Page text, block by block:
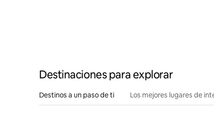
Destinaciones para explorar
Destinos a un paso de ti Los mejores lugares de